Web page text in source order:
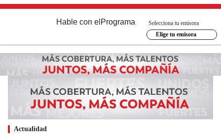
Hable con el Programa
Selecciona tu emisora
Elige tu emisora
Actualidad